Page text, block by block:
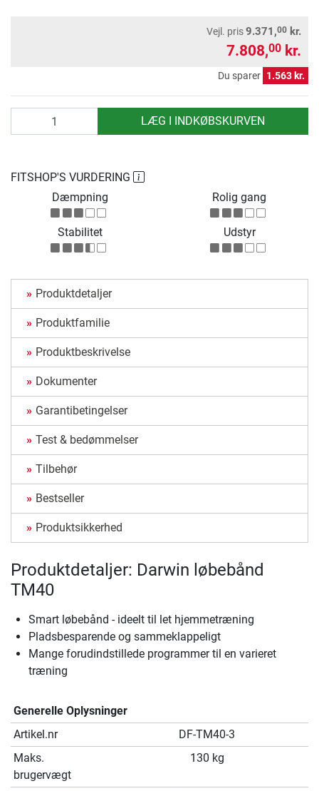
Vejl. pris9.371,00 kr.
7.808,00 kr.
Du sparer 1.563 kr.
LÆG I INDKØBSKURVEN
FITSHOP'S VURDERING
Dæmpning
Rolig gang
Stabilitet Udstyr
Produktdetaljer
Produktfamilie
Produktbeskrivelse
Dokumenter
Garantibetingelser
Test & bedømmelser
Tilbehør
Bestseller
Produktsikkerhed
Produktdetaljer: Darwin løbebånd
TM40
Smart løbebånd - ideelt til let hjemmetræning
Pladsbesparende og sammeklappeligt
Mange forudindstillede programmer til en varieret
træning
Generelle Oplysninger
Artikel.nr
DF-TM40-3
Maks.
brugervægt
130 kg